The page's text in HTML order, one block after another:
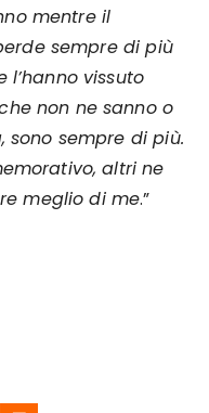
mentre il
sempre di più
vissuto
non ne sanno o
sono sempre di più.
altri ne
meglio di me.”